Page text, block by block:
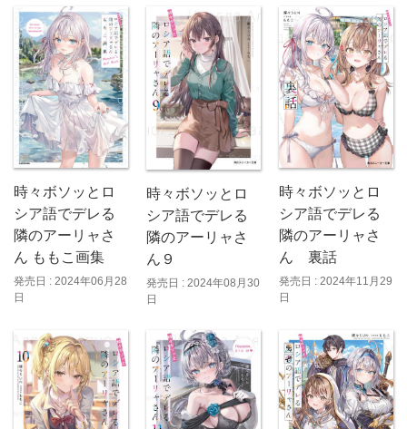
時々ボソッとロ
シア語でデレる
隣のアーリャさ
ん ももこ画集
発売日 : 2024年06月28
日
時々ボソッとロ
シア語でデレる
隣のアーリャさ
ん９
発売日 : 2024年08月30
日
時々ボソッとロ
シア語でデレる
隣のアーリャさ
ん 裏話
発売日 : 2024年11月29
日